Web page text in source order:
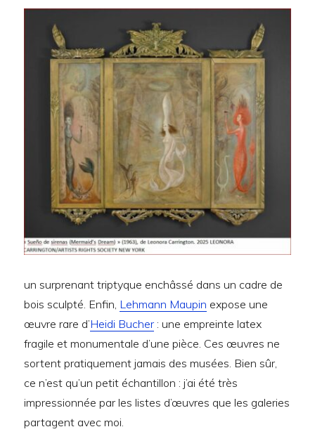
un surprenant triptyque enchâssé dans un cadre de
bois sculpté. Enfin, Lehmann Maupin expose une
œuvre rare d’Heidi Bucher : une empreinte latex
fragile et monumentale d’une pièce. Ces œuvres ne
sortent pratiquement jamais des musées. Bien sûr,
ce n’est qu’un petit échantillon : j’ai été très
impressionnée par les listes d’œuvres que les galeries
partagent avec moi.